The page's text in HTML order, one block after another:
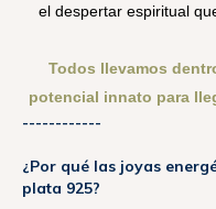
el despertar espiritual
Todos llevamos
potencial innato para
------------
¿Por qué las joyas
plata 925?